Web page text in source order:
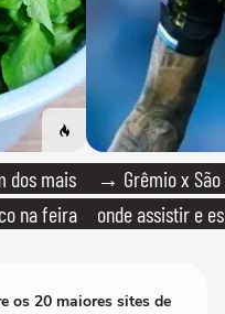
dos mais
na feira
→ Grêmio x São
onde assistir e
os 20 maiores sites de